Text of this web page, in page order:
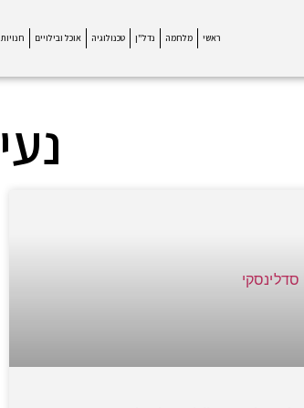
ראשי מלחמה נדל"ן טכנולוגיה אוכל ובילויים חנויות